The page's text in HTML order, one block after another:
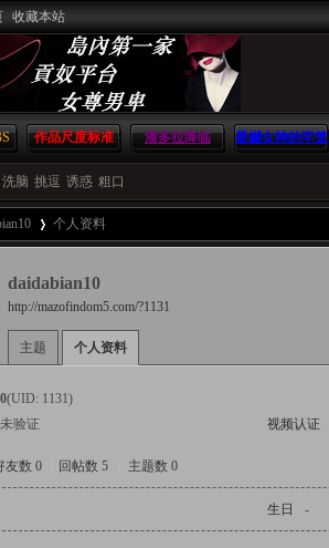
收藏本站
作品尺度标准 潘多拉降临 星樾女神的牢笼
洗脑 挑逗 诱惑 粗口
个人资料
daidabian10
http://mazofindom5.com/?1131
主题 个人资料
(UID: 1131)
未验证 视频认证
友数 0 回帖数 5 主题数 0
生日 -